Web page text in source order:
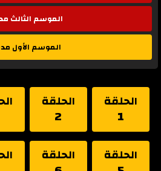
الموسم الثالث
الموسم الأول
الحلقة
1
الحلقة
2
الحلقة الحلقة